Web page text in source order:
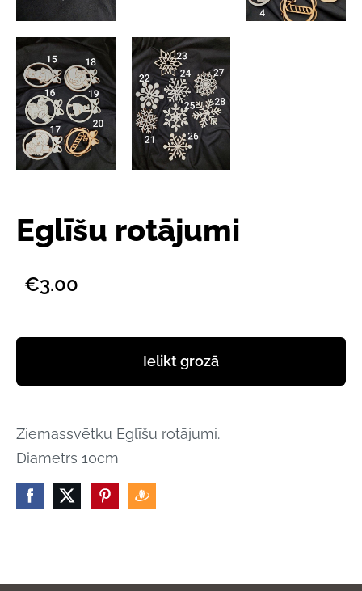
Eglīšu rotājumi
€3.00
Ielikt grozā
Ziemassvētku Eglīšu rotājumi.
Diametrs 10cm